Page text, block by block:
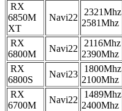
RX
6850M
XT
Navi22
2321Mhz
2581Mhz
RX
6800M
Navi22
2116Mhz
2390Mhz
RX
6800S
Navi23
1800Mhz
2100Mhz
RX
6700M
Navi22
1489Mhz
2400Mhz